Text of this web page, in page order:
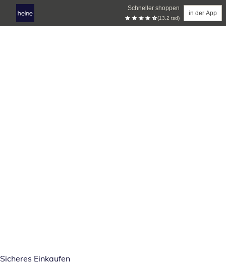
Schneller shoppen
(13.2 tsd)
in der App
Sicheres Einkaufen